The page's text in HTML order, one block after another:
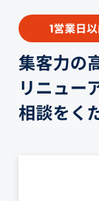
1営業日
集客力の
リニュー
相談をく